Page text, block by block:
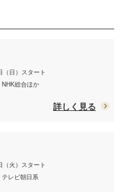
日）スタート
総合ほか
詳しく見る
火）スタート
レビ朝日系